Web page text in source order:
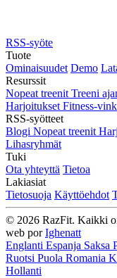
RSS-syöte
Tuote
Ominaisuudet Demo
Resurssit
Nopeat treenit Treeni
Harjoitukset Fitness-
RSS-syötteet
Blogi Nopeat treenit
Lihasryhmät
Tuki
Ota yhteyttä Tietoa
Lakiasiat
Tietosuoja Käyttöehdot
© 2026 RazFit. Kaikki
web porIghenatt
Englanti Espanja Saksa
Ruotsi Puola Romania
Hollanti